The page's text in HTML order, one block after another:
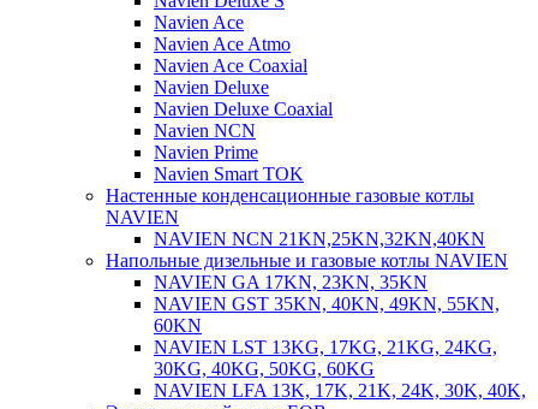
Navien Ace
Navien Ace Atmo
Navien Ace Coaxial
Navien Deluxe
Navien Deluxe Coaxial
Navien NCN
Navien Prime
Navien Smart TOK
Настенные конденсационные газовые котлы
NAVIEN
NAVIEN NCN 21KN,25KN,32KN,40KN
Напольные дизельные и газовые котлы NAVIEN
NAVIEN GA 17KN, 23KN, 35KN
NAVIEN GST 35KN, 40KN, 49KN, 55KN,
60KN
NAVIEN LST 13KG, 17KG, 21KG, 24KG,
30KG, 40KG, 50KG, 60KG
NAVIEN LFA 13K, 17K, 21K, 24K, 30K, 40K,